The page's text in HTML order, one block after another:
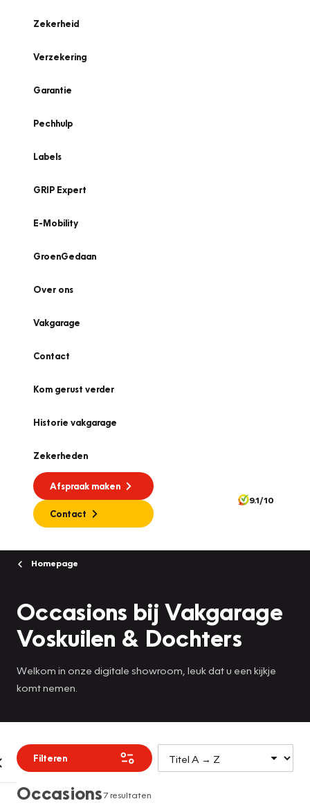
Zekerheid
Verzekering
Garantie
Pechhulp
Labels
GRIP Expert
E-Mobility
GroenGedaan
Over ons
Vakgarage
Contact
Kom gerust verder
Historie vakgarage
Zekerheden
Afspraak maken
Contact
9.1/10
Homepage
Occasions bij Vakgarage
Voskuilen & Dochters
Welkom in onze digitale showroom, leuk dat u een kijkje
komt nemen.
Filteren
Occasions7 resultaten